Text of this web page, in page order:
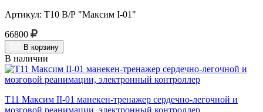
Артикул: Т10 В/Р "Максим I-01"
66800
В корзину
В наличии
Т11 Максим II-01 манекен-тренажер сердечно-легочной и
мозговой реанимации, электронный контроллер